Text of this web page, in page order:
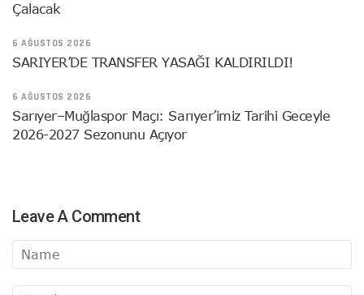
Çalacak
6 AĞUSTOS 2026
SARIYER’DE TRANSFER YASAĞI KALDIRILDI!
6 AĞUSTOS 2026
Sarıyer–Muğlaspor Maçı: Sarıyer’imiz Tarihi Geceyle
2026-2027 Sezonunu Açıyor
Leave A Comment